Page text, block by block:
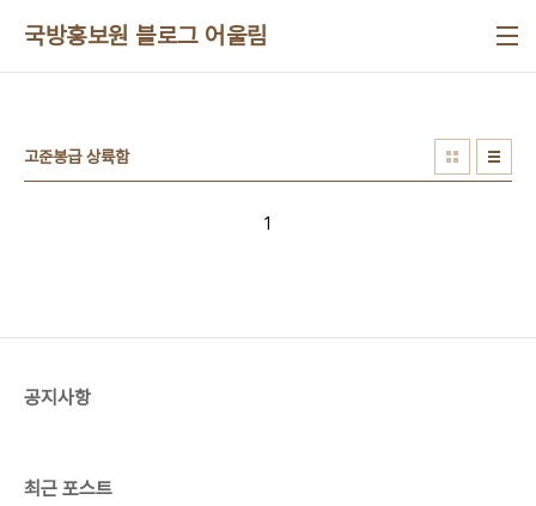
국방홍보원 블로그 어울림
고준봉급 상륙함
1
공지사항
최근 포스트